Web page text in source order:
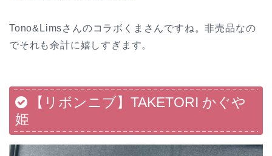
Tono&Limsさんのコラボくまさんですね。非売品なの
でそれも余計に嬉しすぎます。
【リボンニブ】TAKETORI かぐや
姫